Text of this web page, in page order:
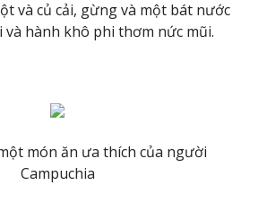
và củ cải, gừng và một bát nước
hành khô phi thơm nức mũi.
món ăn ưa thích của người
Campuchia